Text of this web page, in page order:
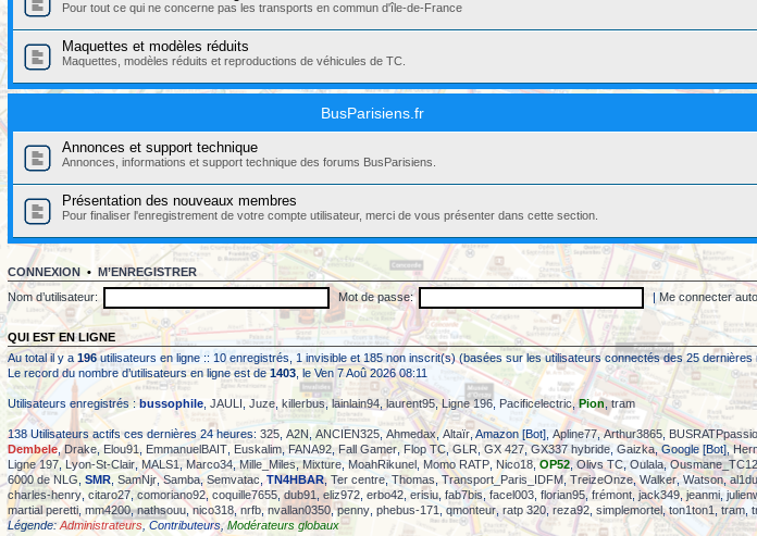
Pour tout ce qui ne concerne pas les transports en commun d'île-de-France
Maquettes et modèles réduits
Maquettes, modèles réduits et reproductions de véhicules de TC.
BusParisiens.fr
Annonces et support technique
Annonces, informations et support technique des forums BusParisiens.
Présentation des nouveaux membres
Pour finaliser l'enregistrement de votre compte utilisateur, merci de vous présenter dans cette section.
CONNEXION • M’ENREGISTRER
Nom d’utilisateur:
Mot de passe: |Me connecter
QUI EST EN LIGNE
Au total il y a 196utilisateurs en ligne :: 10 enregistrés, 1 invisible et 185 non inscrit(s) (basées sur les utilisateurs connectés des 25 dernières
Le record du nombre d’utilisateurs en ligne est de1403, le Ven 7 Aoû 2026 08:11
Utilisateurs enregistrés : bussophile JAULI Juze killerbus,lainlain94 laurent95,Ligne 196, Pacificelectric,Pion,tram
138 Utilisateurs actifs ces dernières 24 heures: 325 A2N ANCIEN325,Ahmedax,Altaïr, Amazon [Bot], Apline77,Arthur3865
Dembele,Drake,Elou91 EmmanuelBAIT Euskalim,FANA92,Fall Gamer, Flop TC, GLR,GX 427,GX337 hybride Gaizka, Google [Bot],
Ligne 197 ,Lyon-St-Clair MALS1 , Marco34,Mille_Miles,Mixture,MoahRikunel Momo RATP Nico18 ,OP52, Olivs TC,Oulala,
6000 de NLG SMR SamNjr,Samba,Semvatac TN4HBAR, Ter centre, Thomas Transport_Paris_IDFM TreizeOnze,Walker,Watson,
charles-henry citaro27 comoriano92, coquille7655 dub91 eliz972 erbo42 ,erisiu fab7bis, facel003 florian95 ,frémont jack349 jeanmi,
martial peretti mm4200,nathsouu,nico318, nrfb nvallan0350,penny phebus-171,qmonteur, ratp 320, reza92 simplemortel,ton1ton1 tram
Légende: Administrateurs,Contributeurs,Modérateurs globaux